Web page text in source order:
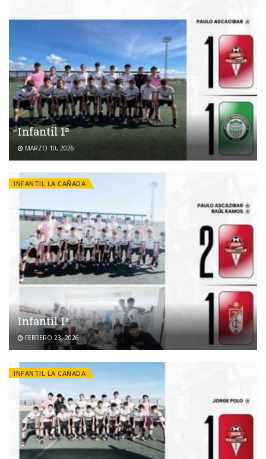
Infantil 1ª
MARZO 10, 2026
INFANTIL LA CAÑADA
Infantil 1ª
FEBRERO 23, 2026
INFANTIL LA CAÑADA